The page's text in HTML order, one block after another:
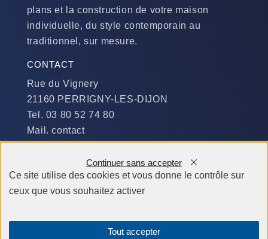
plans et la construction de votre maison
individuelle, du style contemporain au
traditionnel, sur mesure.
CONTACT
Rue du Vignery
21160 PERRIGNY-LES-DIJON
Tel. 03 80 52 74 80
Mail. contact
Du Lundi au Jeudi :
​de 9 h à 12 h et de 14 h à 19 h
de 9 h à 12 h et de 14 h à 18 h
Ce site utilise des cookies et vous donne le contrôle sur
ceux que vous souhaitez activer
Tout accepter
Continuer sans accepter